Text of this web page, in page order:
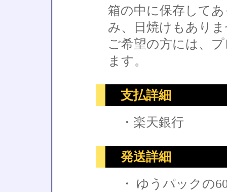
箱の中に保存して
み、日焼けもあり
ご希望の方には、
ます。
支払詳細
・楽天銀行
発送詳細
・ ゆうパックの